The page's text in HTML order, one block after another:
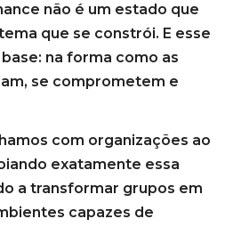
não é um estado que
que se constrói. E esse
na forma como as
se comprometem e
com organizações ao
exatamente essa
a transformar grupos em
capazes de